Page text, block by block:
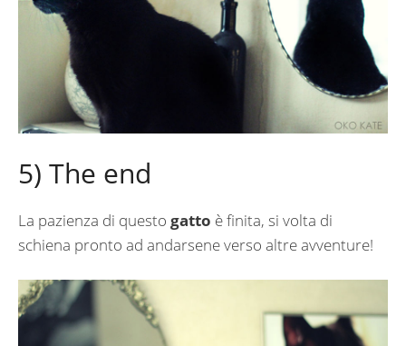
5) The end
La pazienza di questo gatto è finita, si volta di
schiena pronto ad andarsene verso altre avventure!